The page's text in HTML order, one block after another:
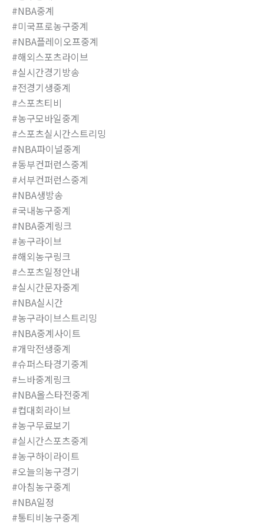
#NBA중계
#미국프로농구중계
#NBA플레이오프중계
#해외스포츠라이브
#실시간경기방송
#전경기생중계
#스포츠티비
#농구모바일중계
#스포츠실시간스트리밍
#NBA파이널중계
#동부컨퍼런스중계
#서부컨퍼런스중계
#NBA생방송
#국내농구중계
#NBA중계링크
#농구라이브
#해외농구링크
#스포츠일정안내
#실시간문자중계
#NBA실시간
#농구라이브스트리밍
#NBA중계사이트
#개막전생중계
#슈퍼스타경기중계
#느바중계링크
#NBA올스타전중계
#컵대회라이브
#농구무료보기
#실시간스포츠중계
#농구하이라이트
#오늘의농구경기
#아침농구중계
#NBA일정
#통티비농구중계